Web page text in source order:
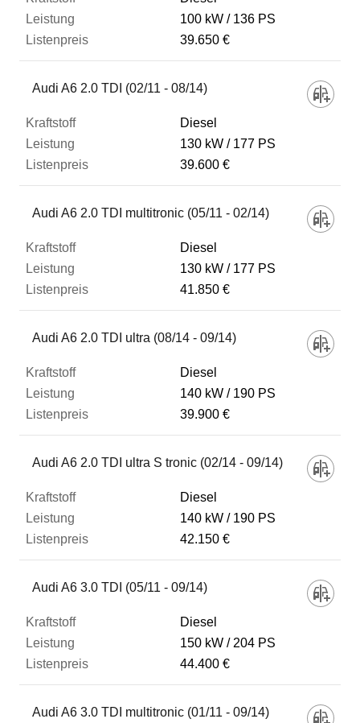
100 kW
136 PS
39.650 €
Audi A6 2.0 TDI (02/11 - 08/14)
Diesel
130 kW
177 PS
39.600 €
Audi A6 2.0 TDI multitronic (05/11 - 02/14)
Diesel
130 kW
177 PS
41.850 €
Audi A6 2.0 TDI ultra (08/14 - 09/14)
Diesel
140 kW
190 PS
39.900 €
Audi A6 2.0 TDI ultra S tronic (02/14 - 09/14)
Diesel
140 kW
190 PS
42.150 €
Audi A6 3.0 TDI (05/11 - 09/14)
Diesel
150 kW
204 PS
44.400 €
Audi A6 3.0 TDI multitronic (01/11 - 09/14)